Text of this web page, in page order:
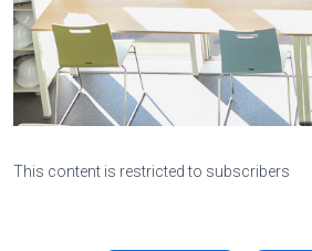
This content is restricted to subscribers